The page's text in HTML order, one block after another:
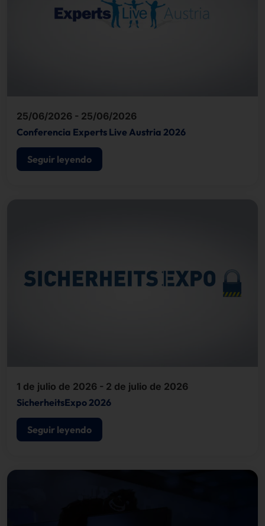
25/06/2026 - 25/06/2026
Conferencia Experts Live Austria 2026
Seguir leyendo
1 de julio de 2026 - 2 de julio de 2026
SicherheitsExpo 2026
Seguir leyendo